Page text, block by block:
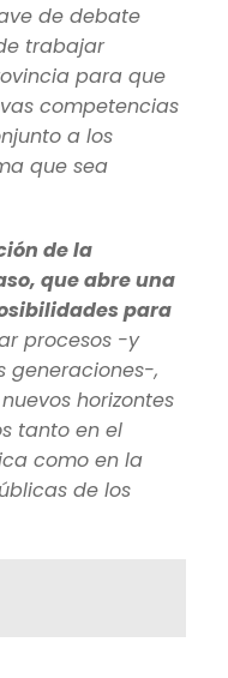
de debate
trabajar
para que
competencias
a los
que sea
de la
que abre una
para
procesos -y
generaciones-,
horizontes
tanto en el
como en la
de los